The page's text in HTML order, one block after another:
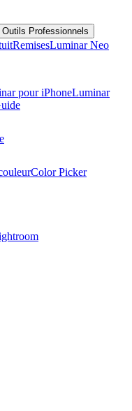
Outils Professionnels
RemisesLuminar Neo
pour iPhoneLuminar
Color Picker